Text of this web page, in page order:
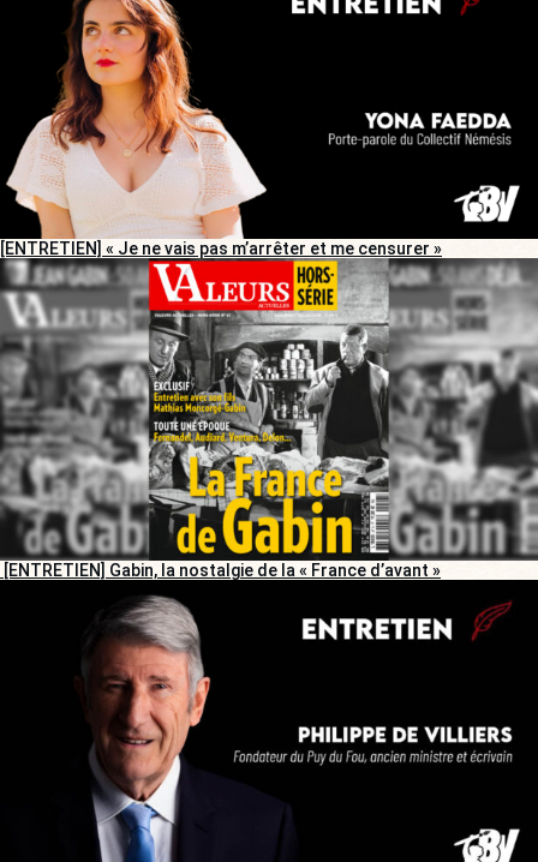
[ENTRETIEN] « Je ne vais pas m’arrêter et me censurer »
[ENTRETIEN] Gabin, la nostalgie de la « France d’avant »